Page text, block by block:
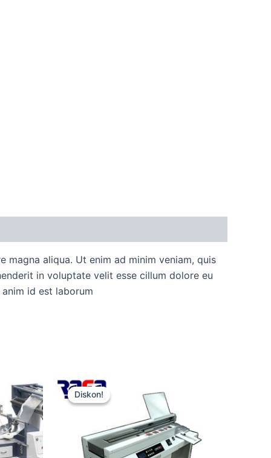
aliqua. Ut enim ad minim veniam, quis
in voluptate velit esse cillum dolore eu
id est laborum
Diskon!
Diskon!
Harga
aslinya
adalah:
ini
adalah:
Rp12.500.